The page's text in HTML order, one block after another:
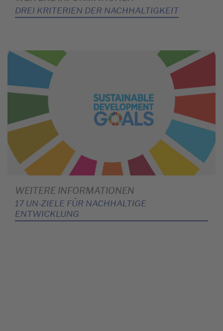
DREI KRITERIEN DER NACHHALTIGKEIT
WEITERE INFORMATIONEN
17 UN-ZIELE FÜR NACHHALTIGE
ENTWICKLUNG